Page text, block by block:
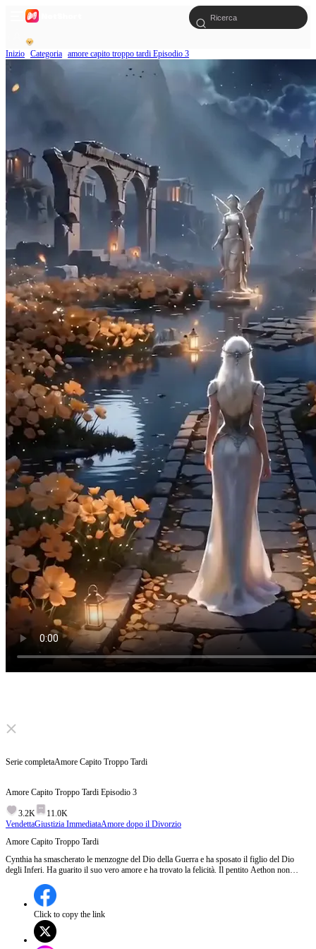
Inizio Categoria amore capito troppo tardi Episodio 3
Click to unmute
Ho sentito che a Daphne piacciono i narcisi,
Serie completaAmore Capito Troppo Tardi​
Amore Capito Troppo Tardi​ Episodio 3
3.2K
11.0K
VendettaGiustizia ImmediataAmore dopo il Divorzio
Amore Capito Troppo Tardi​
Cynthia ha smascherato le menzogne del Dio della Guerra e ha sposato il figlio del Dio
degli Inferi. Ha guarito il suo vero amore e ha trovato la felicità. Il pentito Aethon non
nuova vita.
Click to copy the link